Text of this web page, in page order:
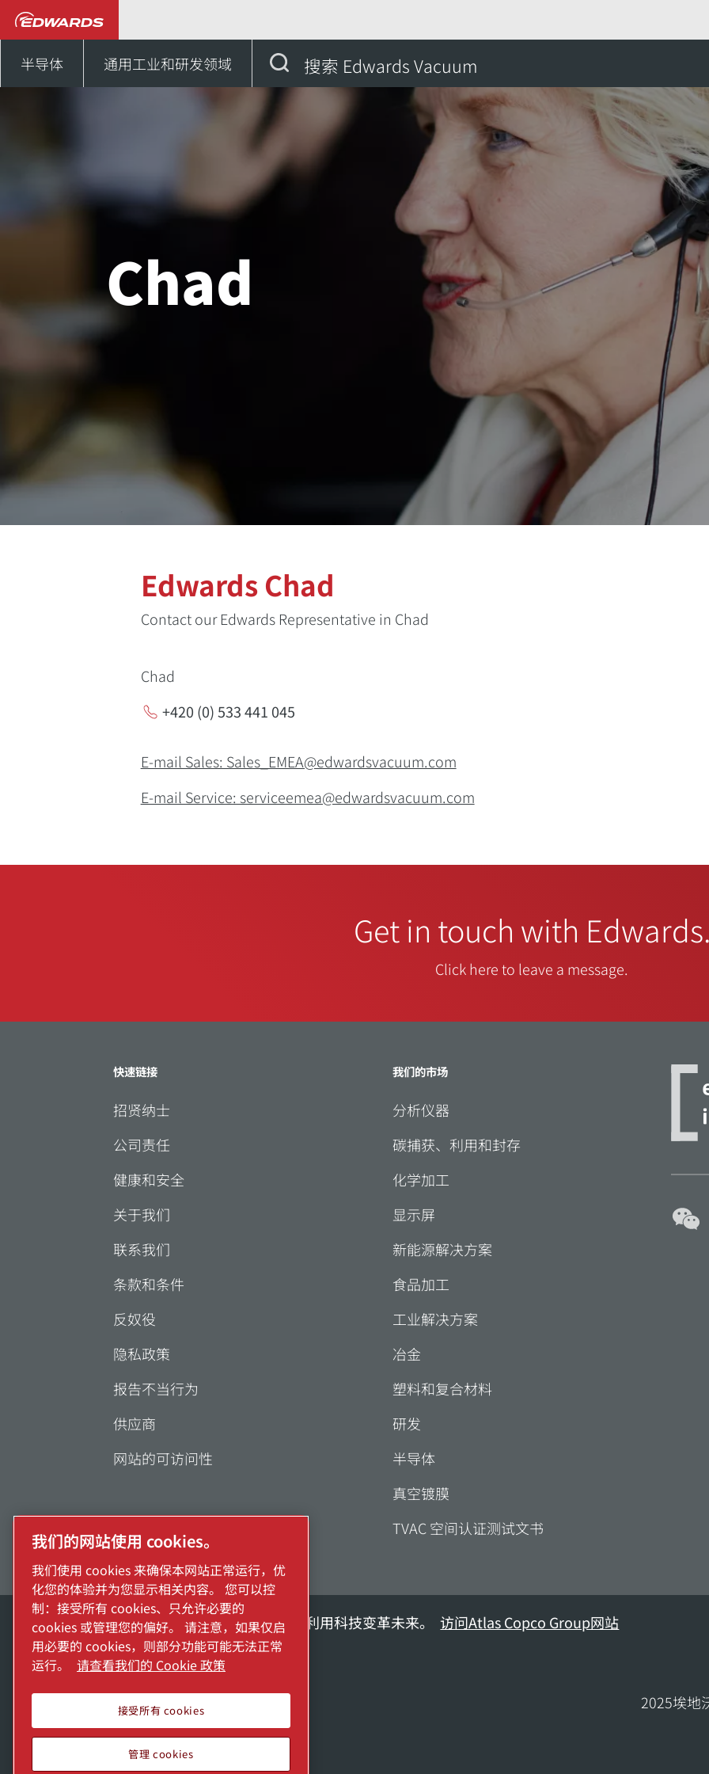
半导体 通用工业和研发领域 搜索 Edwards Vacuum
Chad
Edwards Chad
Contact our Edwards Representative in Chad
Chad
+420 (0) 533 441 045
E-mail Sales: Sales_EMEA@edwardsvacuum.com
E-mail Service: serviceemea@edwardsvacuum.com
Get in touch with
Click here to leave a message.
快速链接
招贤纳士
公司责任
健康和安全
关于我们
联系我们
条款和条件
反奴役
隐私政策
报告不当行为
供应商
网站的可访问性
我们的市场
分析仪器
碳捕获、利用和封存
化学加工
显示屏
新能源解决方案
食品加工
工业解决方案
冶金
塑料和复合材料
研发
半导体
真空镀膜
TVAC 空间认证测试文书
探索阿特拉斯·科普柯集团如何利用科技变革未来。 访问Atlas Copco Group网站
Atlas Copco Group的一部分
2025埃地
我们的网站使用 cookies。
我们使用 cookies 来确保本网站正常运行，优
化您的体验并为您显示相关内容。 您可以控
制：接受所有 cookies、只允许必要的
cookies 或管理您的偏好。 请注意，如果仅启
用必要的 cookies，则部分功能可能无法正常
运行。
请查看我们的 Cookie 政策
接受所有 cookies
管理 cookies